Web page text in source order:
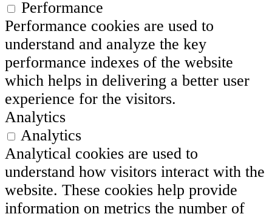
Performance
Performance cookies are used to
understand and analyze the key
performance indexes of the website
which helps in delivering a better user
experience for the visitors.
Analytics
Analytics
Analytical cookies are used to
understand how visitors interact with the
website. These cookies help provide
information on metrics the number of